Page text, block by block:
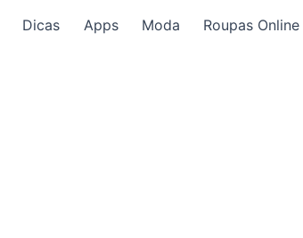
Dicas Apps Moda Roupas Online